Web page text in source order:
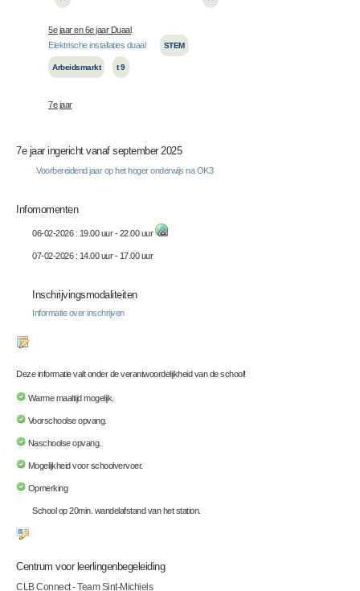
5e jaar en 6e jaar Duaal
Elektrische installaties duaal
STEM
Arbeidsmarkt t 9
7e jaar
7e jaar ingericht vanaf september 2025
Voorbereidend jaar op het hoger onderwijs na OK3
Infomomenten
06-02-2026 : 19.00 uur - 22.00 uur
07-02-2026 : 14.00 uur - 17.00 uur
Inschrijvingsmodaliteiten
Informatie over inschrijven
Deze informatie valt onder de verantwoordelijkheid van de school!
Warme maaltijd mogelijk.
Voorschoolse opvang.
Naschoolse opvang.
Mogelijkheid voor schoolvervoer.
Opmerking
School op 20min. wandelafstand van het station.
Centrum voor leerlingenbegeleiding
CLB Connect - Team Sint-Michiels